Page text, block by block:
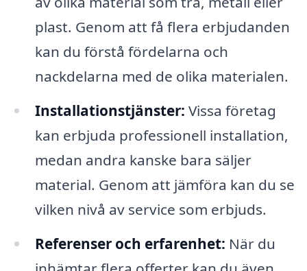
plast. Genom att få flera erbjudanden
kan du förstå fördelarna och
nackdelarna med de olika materialen.
Installationstjänster: Vissa företag
kan erbjuda professionell installation,
medan andra kanske bara säljer
material. Genom att jämföra kan du se
vilken nivå av service som erbjuds.
Referenser och erfarenhet: När du